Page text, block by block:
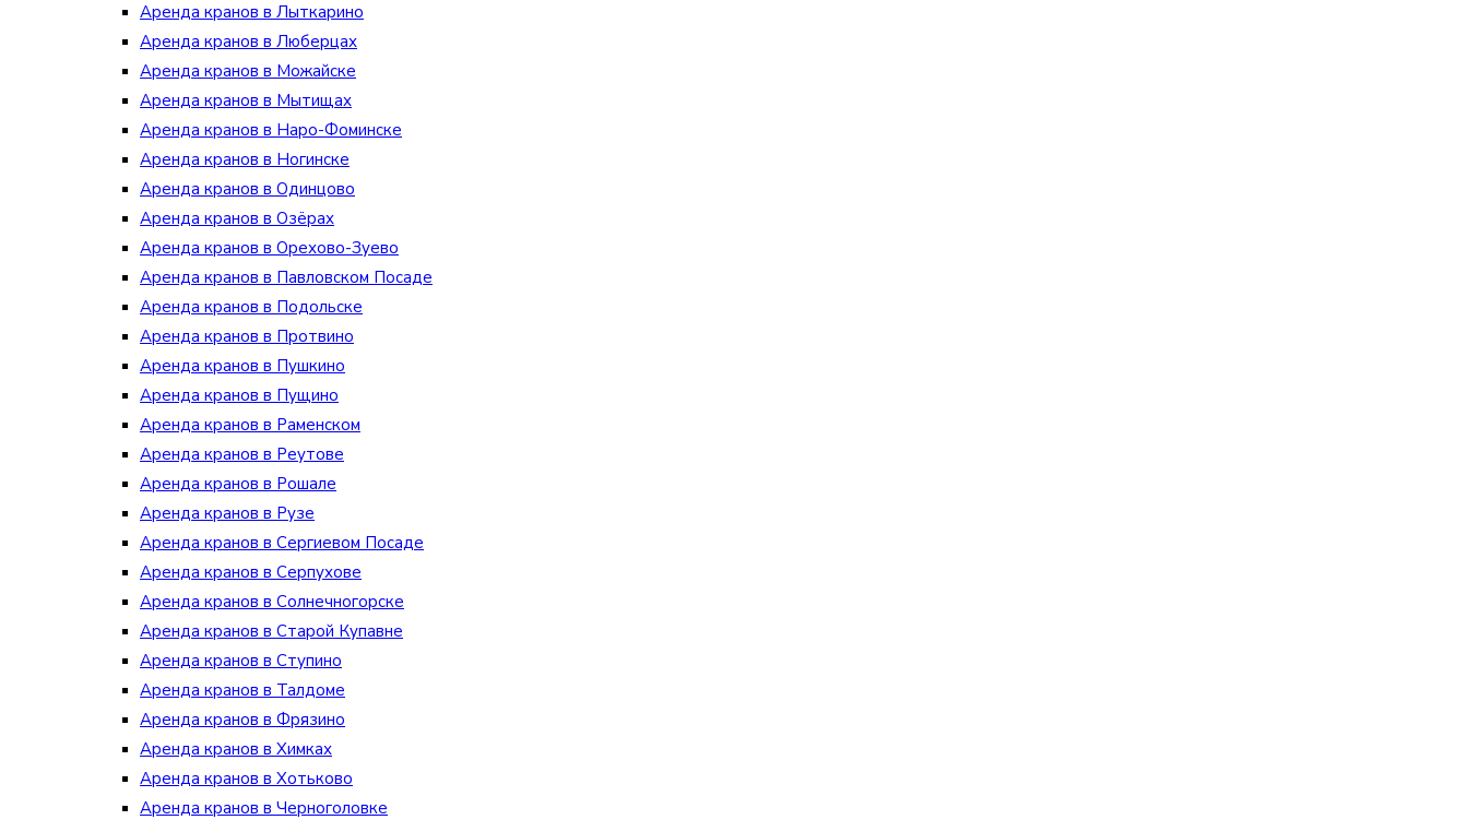
Аренда кранов в Лыткарино
Аренда кранов в Люберцах
Аренда кранов в Можайске
Аренда кранов в Мытищах
Аренда кранов в Наро-Фоминске
Аренда кранов в Ногинске
Аренда кранов в Одинцово
Аренда кранов в Озёрах
Аренда кранов в Орехово-Зуево
Аренда кранов в Павловском Посаде
Аренда кранов в Подольске
Аренда кранов в Протвино
Аренда кранов в Пушкино
Аренда кранов в Пущино
Аренда кранов в Раменском
Аренда кранов в Реутове
Аренда кранов в Рошале
Аренда кранов в Рузе
Аренда кранов в Сергиевом Посаде
Аренда кранов в Серпухове
Аренда кранов в Солнечногорске
Аренда кранов в Старой Купавне
Аренда кранов в Ступино
Аренда кранов в Талдоме
Аренда кранов в Фрязино
Аренда кранов в Химках
Аренда кранов в Хотьково
Аренда кранов в Черноголовке